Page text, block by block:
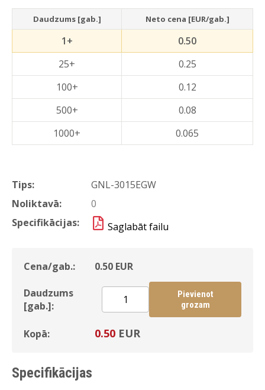
Tips:
GNL-3015EGW
Noliktavā:
0
Specifikācijas:
Saglabāt failu
Cena/gab.: 0.50 EUR
Daudzums
[gab.]:
Pievienot
grozam
Kopā: 0.50 EUR
Daudzums [gab.] Neto cena [EUR/gab.]
1+
0.50
25+
0.25
100+
0.12
500+
0.08
1000+
0.065
Specifikācijas